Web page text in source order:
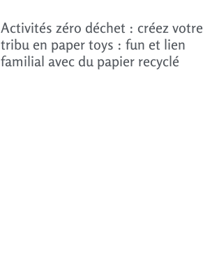
Activités zéro déchet : créez votre
tribu en paper toys : fun et lien
familial avec du papier recyclé